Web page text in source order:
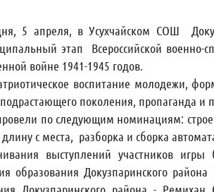
5 апреля, в Усухчайском СОШ
этап Всероссийской
войне 1941-1945 годов.
воспитание молодежи,
поколения, пропаганда и
по следующим номинациям:
с места, разборка и сборка
выступлений участников
образования Докузпаринского